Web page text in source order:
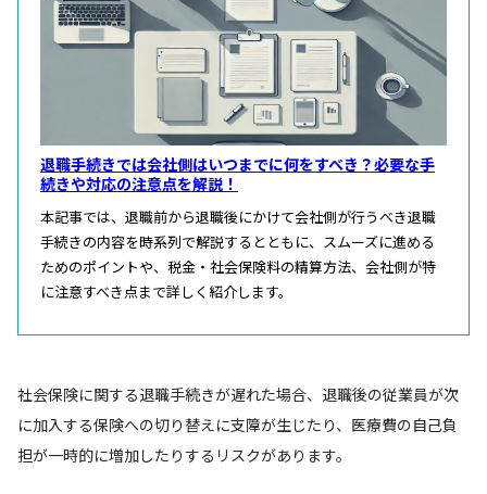
退職手続きでは会社側はいつまでに何をすべき？必要な手
続きや対応の注意点を解説！
本記事では、退職前から退職後にかけて会社側が行うべき退職
手続きの内容を時系列で解説するとともに、スムーズに進める
ためのポイントや、税金・社会保険料の精算方法、会社側が特
に注意すべき点まで詳しく紹介します。
社会保険に関する退職手続きが遅れた場合、退職後の従業員が次
に加入する保険への切り替えに支障が生じたり、医療費の自己負
担が一時的に増加したりするリスクがあります。